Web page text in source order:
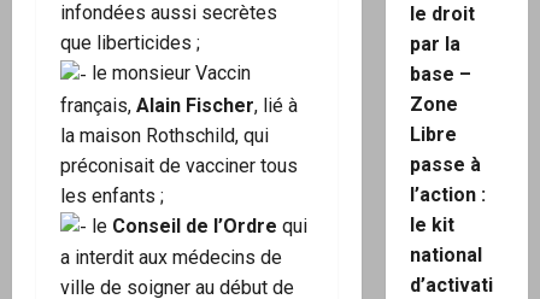
infondées aussi secrètes
que liberticides ;
le monsieur Vaccin
français, Alain Fischer, lié à
la maison Rothschild, qui
préconisait de vacciner tous
les enfants ;
le Conseil de l’Ordre qui
a interdit aux médecins de
ville de soigner au début de
le droit
par la
base –
Zone
Libre
passe à
l’action :
le kit
national
d’activati